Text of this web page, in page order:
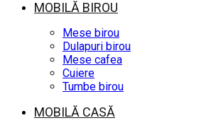
MOBILĂ BIROU
Mese birou
Dulapuri birou
Mese cafea
Cuiere
Tumbe birou
MOBILĂ CASĂ